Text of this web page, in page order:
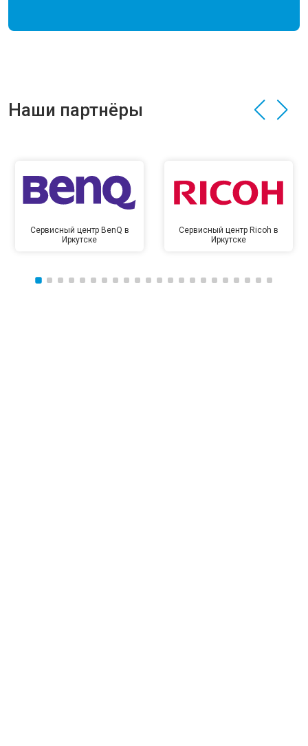
Наши партнёры
Сервисный центр BenQ в
Иркутске
Сервисный центр Ricoh в
Иркутске